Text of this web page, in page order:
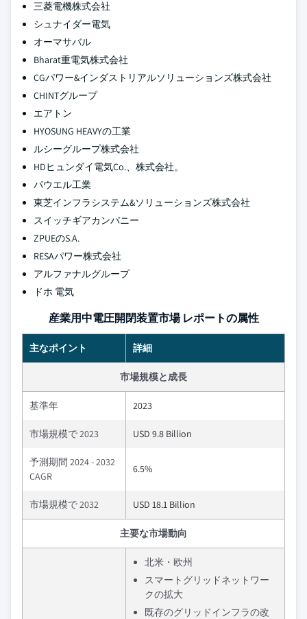
三菱電機株式会社
シュナイダー電気
オーマサバル
Bharat重電気株式会社
CGパワー&インダストリアルソリューションズ株式会社
CHINTグループ
エアトン
HYOSUNG HEAVYの工業
ルシーグループ株式会社
HDヒュンダイ電気Co.、株式会社。
パウエル工業
東芝インフラシステム&ソリューションズ株式会社
スイッチギアカンパニー
ZPUEのS.A.
RESAパワー株式会社
アルファナルグループ
ドホ 電気
産業用中電圧開閉装置市場 レポートの属性
主なポイント 詳細
市場規模と成長
基準年 2023
市場規模で 2023 USD 9.8 Billion
予測期間 2024 - 2032
CAGR
6.5%
市場規模で 2032 USD 18.1 Billion
主要な市場動向
北米・欧州
スマートグリッドネットワー
クの拡大
既存のグリッドインフラの改